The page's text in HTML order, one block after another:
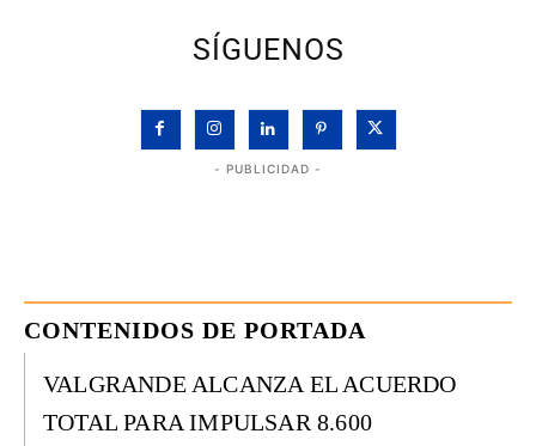
SÍGUENOS
- PUBLICIDAD -
CONTENIDOS DE PORTADA
VALGRANDE ALCANZA EL ACUERDO
TOTAL PARA IMPULSAR 8.600